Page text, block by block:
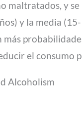
maltratados, y
y la media
el consumo
Alcoholism